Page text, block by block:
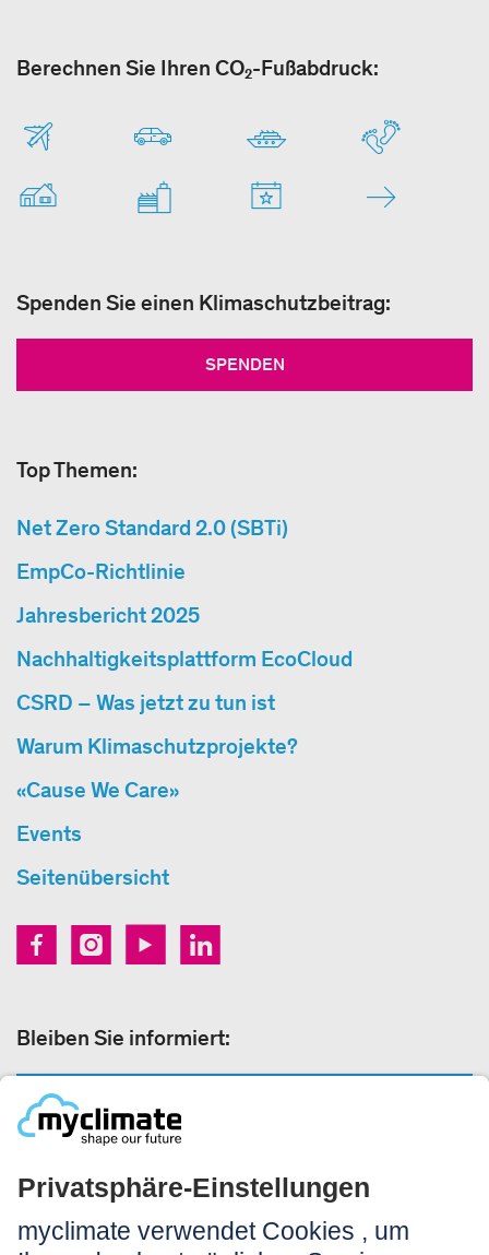
Berechnen Sie Ihren CO₂-Fußabdruck:
Spenden Sie einen Klimaschutzbeitrag:
SPENDEN
Top Themen:
Net Zero Standard 2.0 (SBTi)
EmpCo-Richtlinie
Jahresbericht 2025
Nachhaltigkeitsplattform EcoCloud
CSRD – Was jetzt zu tun ist
Warum Klimaschutzprojekte?
«Cause We Care»
Events
Seitenübersicht
Bleiben Sie informiert:
Rechtliches: